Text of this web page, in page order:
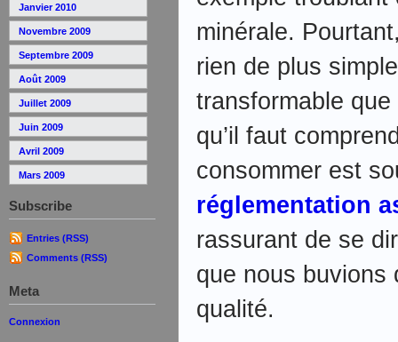
Janvier 2010
Novembre 2009
Septembre 2009
Août 2009
Juillet 2009
Juin 2009
Avril 2009
Mars 2009
Subscribe
Entries (RSS)
Comments (RSS)
Meta
Connexion
minérale.
rien de plus
transformable que
qu’il faut
consommer est
réglementation
rassurant de se
que nous buvions
qualité.